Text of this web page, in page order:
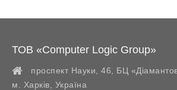
ТОВ «Computer Logic Group»
проспект Науки, 46, БЦ
м. Харків
Україна